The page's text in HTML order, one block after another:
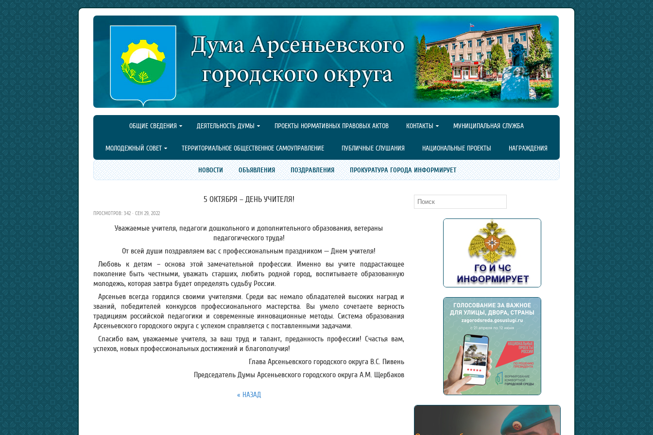
ОБЩИЕ СВЕДЕНИЯ ДЕЯТЕЛЬНОСТЬ ДУМЫ ПРОЕКТЫ НОРМАТИВНЫХ ПРАВОВЫХ АКТОВ КОНТАКТЫ МУНИЦИПАЛЬНАЯ СЛУЖБА
МОЛОДЕЖНЫЙ СОВЕТ ТЕРРИТОРИАЛЬНОЕ ОБЩЕСТВЕННОЕ САМОУПРАВЛЕНИЕ ПУБЛИЧНЫЕ СЛУШАНИЯ НАЦИОНАЛЬНЫЕ ПРОЕКТЫ НАГРАЖДЕНИЯ
НОВОСТИ ОБЪЯВЛЕНИЯ ПОЗДРАВЛЕНИЯ ПРОКУРАТУРА ГОРОДА ИНФОРМИРУЕТ
5 ОКТЯБРЯ – ДЕНЬ УЧИТЕЛЯ!
ПРОСМОТРОВ: 342 · СЕН 29, 2022
Уважаемые учителя, педагоги дошкольного и дополнительного образования, ветераны
педагогического труда!
От всей души поздравляем вас с профессиональным праздником — Днем учителя!
Любовь к детям – основа этой замечательной профессии. Именно вы учите подрастающее
поколение быть честными, уважать старших, любить родной город, воспитываете образованную
молодежь, которая завтра будет определять судьбу России.
Арсеньев всегда гордился своими учителями. Среди вас немало обладателей высоких наград и
званий, победителей конкурсов профессионального мастерства. Вы умело сочетаете верность
традициям российской педагогики и современные инновационные методы. Система образования
Арсеньевского городского округа с успехом справляется с поставленными задачами.
Спасибо вам, уважаемые учителя, за ваш труд и талант, преданность профессии! Счастья вам,
успехов, новых профессиональных достижений и благополучия!
Глава Арсеньевского городского округа В.С. Пивень
Председатель Думы Арсеньевского городского округа А.М. Щербаков
« НАЗАД
Поиск